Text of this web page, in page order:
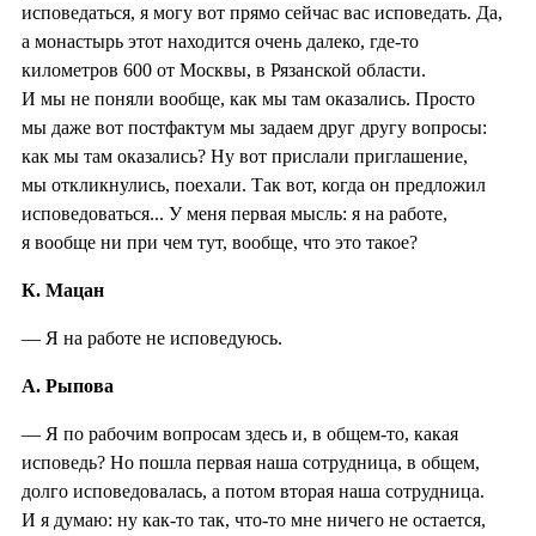
исповедаться, я могу вот прямо сейчас вас исповедать. Да,
а монастырь этот находится очень далеко, где-то
километров 600 от Москвы, в Рязанской области.
И мы не поняли вообще, как мы там оказались. Просто
мы даже вот постфактум мы задаем друг другу вопросы:
как мы там оказались? Ну вот прислали приглашение,
мы откликнулись, поехали. Так вот, когда он предложил
исповедоваться... У меня первая мысль: я на работе,
я вообще ни при чем тут, вообще, что это такое?
К. Мацан
— Я на работе не исповедуюсь.
А. Рыпова
— Я по рабочим вопросам здесь и, в общем-то, какая
исповедь? Но пошла первая наша сотрудница, в общем,
долго исповедовалась, а потом вторая наша сотрудница.
И я думаю: ну как-то так, что-то мне ничего не остается,